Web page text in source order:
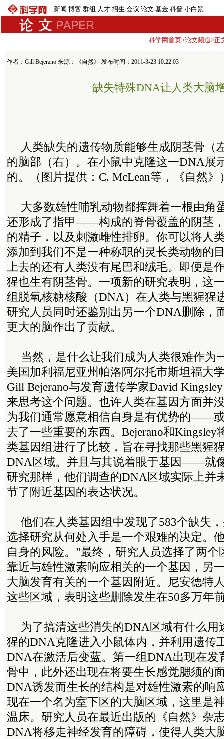
新闻 博客 群组 人才 招生 会议 论文 基金 科普 小白鼠
科学网首页>论文频道>正
作者：Gill Bejerano 来源：《自然》 发布时间：2011-3-23 10:22:03
缺失特殊DNA让人类大脑
人类缺失的遗传物质能够生成阴茎骨（
的脑部（右）。在小鼠中克隆这一DNA展
的。（图片提供：C. McLean等，《自然》
大多数雄性哺乳动物都挥舞着一根由
还形成了指甲——构成的脊骨覆盖的阴茎
的精子，以及刺激雌性排卵。你可以将人
添加到我们不是一种称职的灵长类动物的
上去的还有人类没有尾巴和绒毛。即便是
猩也生有阴茎骨。一项新的研究表明，这
组脱氧核糖核酸（DNA）在人类与黑猩猩
研究人员同时还鉴别出另一个DNA删除，
更大的脑作出了贡献。
当然，是什么让我们成为人类很难作为
美国加利福尼亚州帕洛阿尔托市斯坦福大
Gill Bejerano与发育遗传学家David
来思考这个问题。也许人类在基因方面并
为我们通常愿意相信自身是有优势的——
去了一些重要的东西。Bejerano和Kingsley
类基因组进行了比较，旨在寻找那些黑猩
DNA区域。并且与其说着眼于基因——就
研究那样，他们调查的DNA区域实际上并
节了附近基因的表达状况。
他们在人类基因组中发现了583个缺失
选择研究从何处入手是一个艰难的决定。
自身的风险。”最终，研究人员选择了两
靠近与雄性激素响应相关的一个基因，另
大脑发育有关的一个基因附近。尼安德特
这些区域，表明这些删除发生在50多万年
为了搞清这些消失的DNA区域有什么用
猩的DNA克隆进入小鼠体内，并利用遗传
DNA在激活后变蓝。第一组DNA出现在发
骨中，此外还出现在将要生长感觉腮须的
DNA诱发而生长的结构是对雄性激素的响
现在一个名为室下区的大脑区域，这里是
温床。研究人员在最近出版的《自然》杂
DNA将移走神经发育的障碍，使得人类大